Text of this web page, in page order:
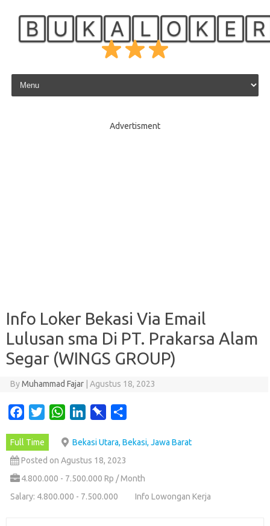
Skip to content
Advertisment
Info Loker Bekasi Via Email
Lulusan sma Di PT. Prakarsa Alam
Segar (WINGS GROUP)
ByMuhammad Fajar Agustus 18, 2023
c
e
b
t
t
W
a
t
s
n
k
e
n
b
o
a
e
Full Time
Bekasi Utara, Bekasi, Jawa Barat
Posted on Agustus 18, 2023
4.800.000 - 7.500.000 Rp / Month
Salary: 4.800.000 - 7.500.000
Info Lowongan Kerja